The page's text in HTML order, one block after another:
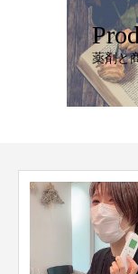
薬剤と